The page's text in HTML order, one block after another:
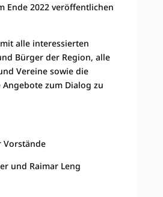
Ende 2022 veröffentlichen
alle interessierten
Bürger der Region, alle
Vereine sowie die
zum Dialog zu
Vorstände
und Raimar Leng